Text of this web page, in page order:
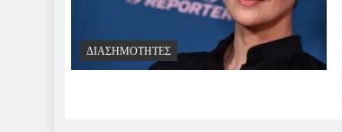
ΔΙΑΣΗΜΌΤΗΤΕΣ